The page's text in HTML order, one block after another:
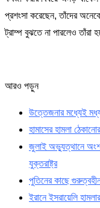
প্রশংসা করেছেন, তাঁদের
ট্রাম্প বুঝতে না পারলেও
আরও পড়ুন
উত্তেজনার মধ্যেই
হামাসের হামলা
জুলাই অভ্যুত্থানে অংশ
যুক্তরাষ্ট্র
পুতিনের কাছে গুরুত্বহীন
ইরানে ইসরায়েলি